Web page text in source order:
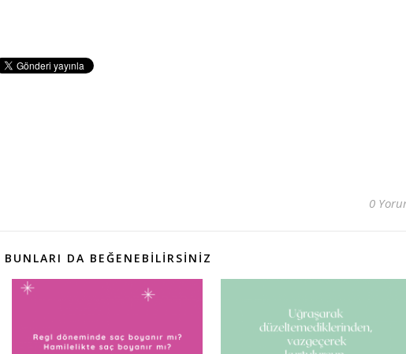
0
BUNLARI DA BEĞENEBILIRSINIZ